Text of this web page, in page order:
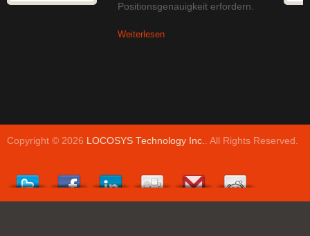
Positionsgenauigkeit erfordern.
Weiterlesen
Copyright © 2026 LOCOSYS Technology Inc. . All Rights Reserved.